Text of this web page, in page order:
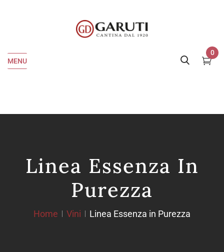
MENU
0
Linea Essenza In
Purezza
Home Vini Linea Essenza in Purezza